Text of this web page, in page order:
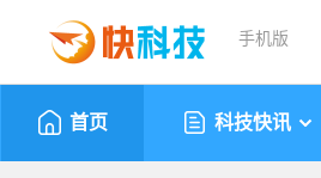
手机版
首页 科技快讯